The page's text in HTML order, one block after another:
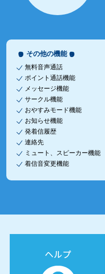
その他の機能
無料音声通話
ポイント通話機能
メッセージ機能
サークル機能
おやすみモード機能
お知らせ機能
発着信履歴
連絡先
ミュート、スピーカー機能
着信音変更機能